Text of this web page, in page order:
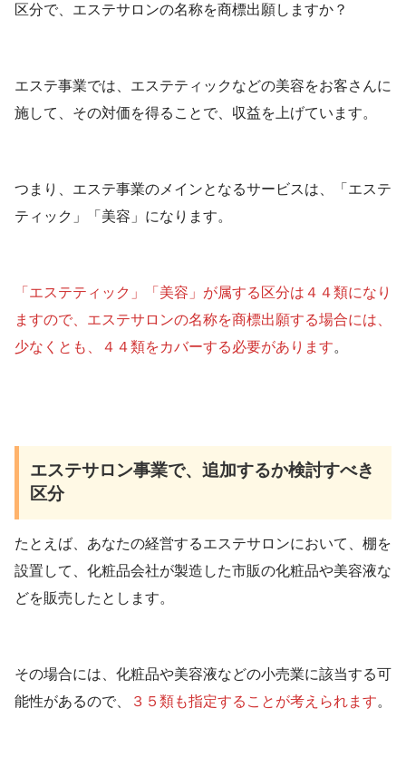
区分で、エステサロンの名称を商標出願しますか？
エステ事業では、エステティックなどの美容をお客さんに
施して、その対価を得ることで、収益を上げています。
つまり、エステ事業のメインとなるサービスは、「エステ
ティック」「美容」になります。
「エステティック」「美容」が属する区分は４４類になり
ますので、エステサロンの名称を商標出願する場合には、
少なくとも、４４類をカバーする必要があります。
エステサロン事業で、追加するか検討すべき
区分
たとえば、あなたの経営するエステサロンにおいて、棚を
設置して、化粧品会社が製造した市販の化粧品や美容液な
どを販売したとします。
その場合には、化粧品や美容液などの小売業に該当する可
能性があるので、
３５類も指定することが考えられます。